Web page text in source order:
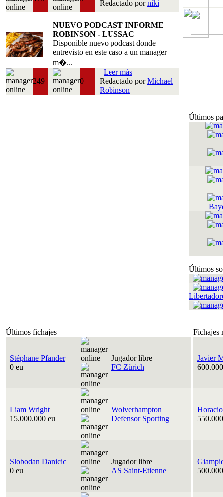
Redactado porniki
NUEVO PODCAST INFORME
ROBINSON - LUSSAC
Disponible nuevo podcast donde
entrevisto en este caso a un manager
m�...
249 0
Leer más
Redactado porMichael
Robinson
Últimos
Últimos
Últimos fichajes Fichajes
Stéphane Pfander
0 eu
Jugador libre
FC Zürich
Javier
Liam Wright
15.000.000 eu
Wolverhampton
Defensor Sporting
Slobodan Danicic
0 eu
Jugador libre
AS Saint-Etienne